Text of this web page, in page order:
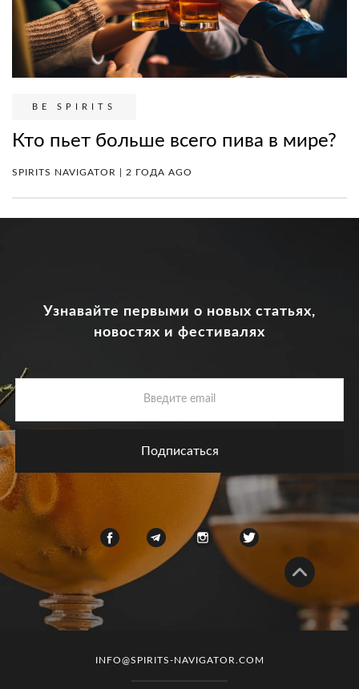
BE SPIRITS
Кто пьет больше всего пива в мире?
SPIRITS NAVIGATOR | 2 ГОДА AGO
Узнавайте первыми о новых статьях,
новостях и фестивалях
INFO@SPIRITS-NAVIGATOR.COM